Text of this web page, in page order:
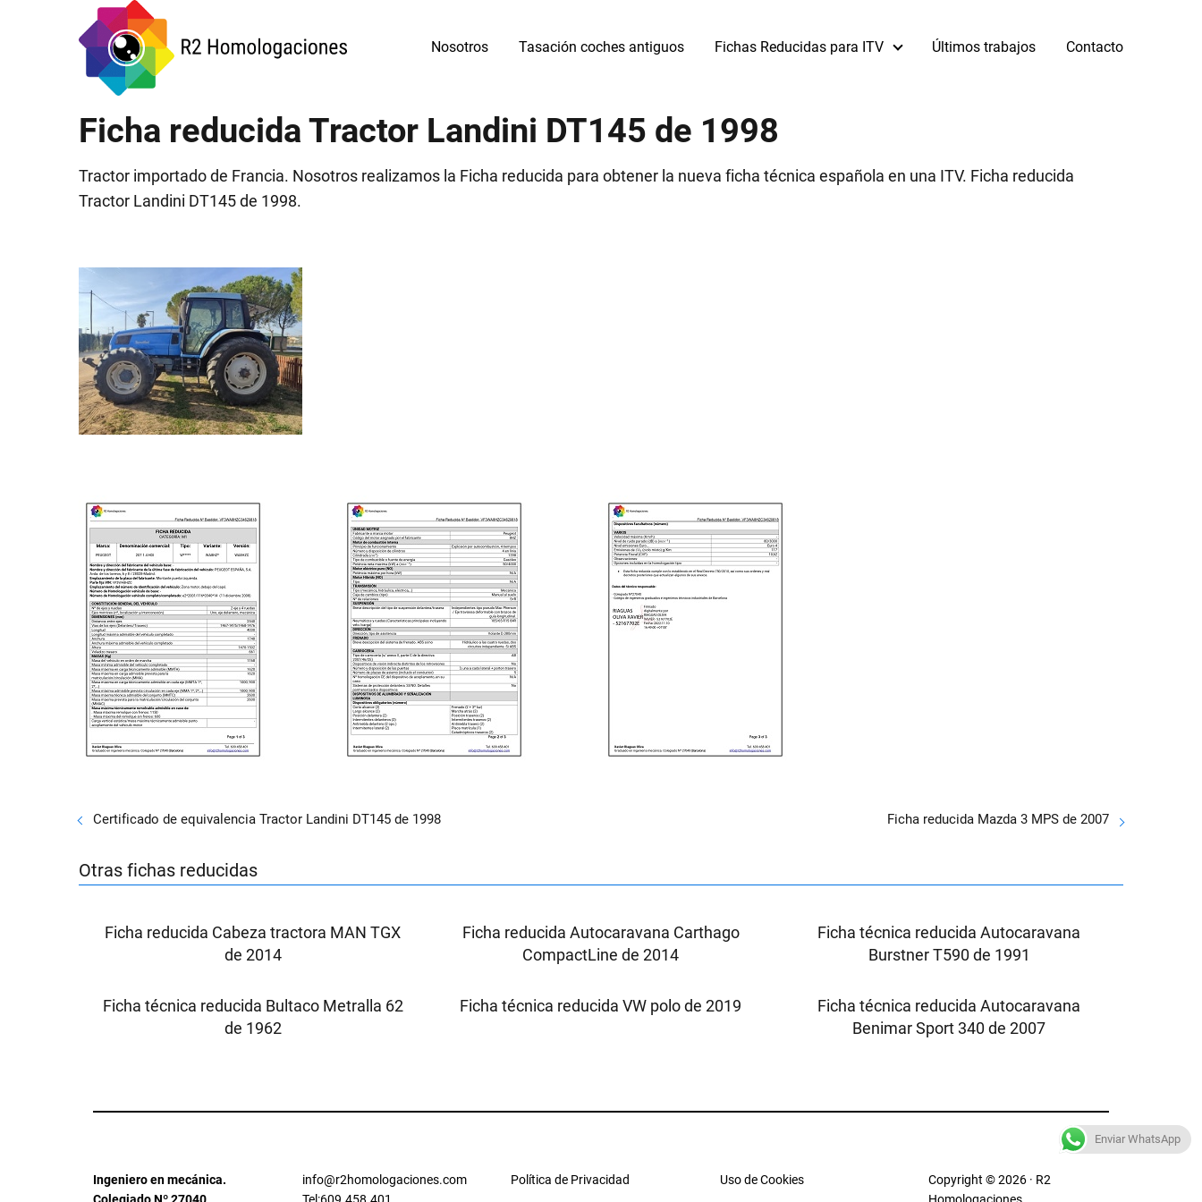
Nosotros Tasación coches antiguos Fichas Reducidas para ITV Últimos trabajos Contacto
Ficha reducida Tractor Landini DT145 de 1998
Tractor importado de Francia. Nosotros realizamos la Ficha reducida para obtener la nueva ficha técnica española en una ITV. Ficha reducida
Tractor Landini DT145 de 1998.
Certificado de equivalencia Tractor Landini DT145 de 1998 Ficha reducida Mazda 3 MPS de 2007
Otras fichas reducidas
Ficha reducida Cabeza tractora MAN TGX
de 2014
Ficha reducida Autocaravana Carthago
CompactLine de 2014
Ficha técnica reducida Autocaravana
Burstner T590 de 1991
Ficha técnica reducida Bultaco Metralla 62
de 1962
Ficha técnica reducida VW polo de 2019
Ficha técnica reducida Autocaravana
Benimar Sport 340 de 2007
Ingeniero en mecánica.
info@r2homologaciones.com
Política de Privacidad Uso de Cookies
Copyright © 2026 · R2
Enviar WhatsApp